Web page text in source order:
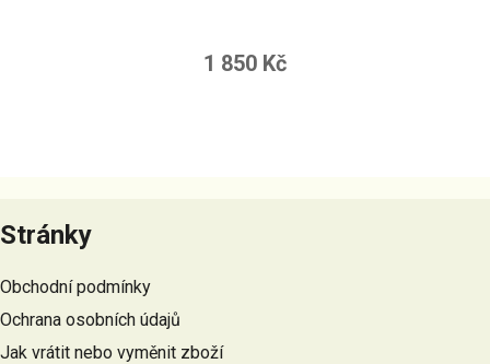
1 850 Kč
á
p
a
t
í
Stránky
Obchodní podmínky
Ochrana osobních údajů
Jak vrátit nebo vyměnit zboží